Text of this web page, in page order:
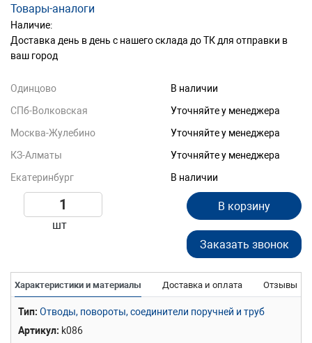
Товары-аналоги
Наличие:
Доставка день в день с нашего склада до ТК для отправки в
ваш город
Одинцово
В наличии
СПб-Волковская
Уточняйте у менеджера
Москва-Жулебино
Уточняйте у менеджера
КЗ-Алматы
Уточняйте у менеджера
Екатеринбург
В наличии
шт
В корзину
Заказать звонок
Характеристики и материалы Доставка и оплата Отзывы
Тип Отводы, повороты, соединители поручней и труб
Артикул k086